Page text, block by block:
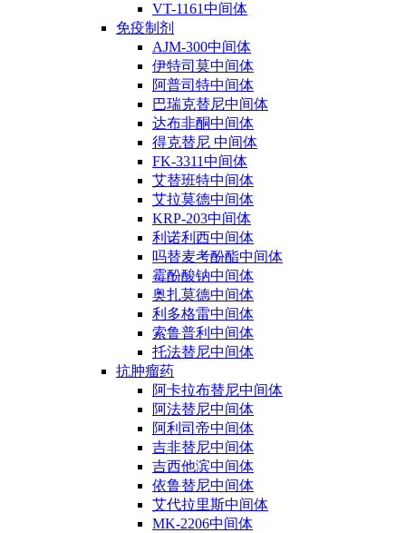
VT-1161中间体
免疫制剂
AJM-300中间体
伊特司莫中间体
阿普司特中间体
巴瑞克替尼中间体
达布非酮中间体
得克替尼 中间体
FK-3311中间体
艾替班特中间体
艾拉莫德中间体
KRP-203中间体
利诺利西中间体
吗替麦考酚酯中间体
霉酚酸钠中间体
奥扎莫德中间体
利多格雷中间体
索鲁普利中间体
托法替尼中间体
抗肿瘤药
阿卡拉布替尼中间体
阿法替尼中间体
阿利司帝中间体
吉非替尼中间体
吉西他滨中间体
依鲁替尼中间体
艾代拉里斯中间体
MK-2206中间体